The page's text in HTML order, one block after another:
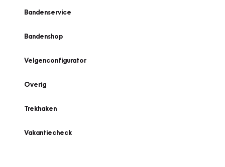
Bandenservice
Bandenshop
Velgenconfigurator
Overig
Trekhaken
Vakantiecheck